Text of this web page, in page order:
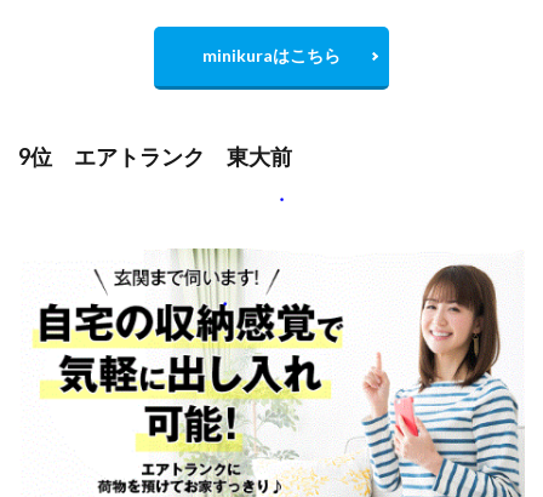
minikuraはこちら
9位 エアトランク 東大前